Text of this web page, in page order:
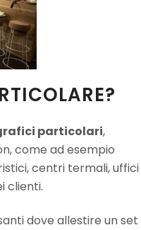
particolari,
come ad esempio
centri termali, uffici
clienti.
dove allestire un set